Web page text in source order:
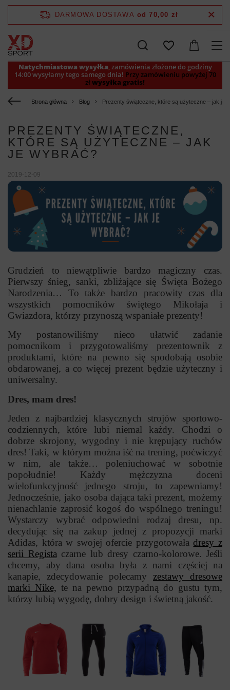
Natychmiastowa wysyłka, zamówienia złożone do godziny
14:00 wysyłamy tego samego dnia! Przy zamówieniu powyżej 70
złwysyłka gratis!
DARMOWA DOSTAWA od 70,00 zł
Strona główna Blog Prezenty świąteczne, które są użyteczne – jak je
PREZENTY ŚWIĄTECZNE,
KTÓRE SĄ UŻYTECZNE – JAK
JE WYBRAĆ?
2019-12-09
Grudzień to niewątpliwie bardzo magiczny czas.
Pierwszy śnieg, sanki, zbliżające się Święta Bożego
Narodzenia… To także bardzo pracowity czas dla
wszystkich pomocników świętego Mikołaja i
Gwiazdora, którzy przynoszą wspaniałe prezenty!
My postanowiliśmy nieco ułatwić zadanie
pomocnikom i przygotowaliśmy prezentownik z
produktami, które na pewno się spodobają osobie
obdarowanej, a co więcej prezent będzie użyteczny i
uniwersalny.
Dres, mam dres!
Jeden z najbardziej klasycznych strojów sportowo-
codziennych, które lubi niemal każdy. Chodzi o
dobrze skrojony, wygodny i nie krępujący ruchów
dres! Taki, w którym można iść na trening, poćwiczyć
w nim, ale także… poleniuchować w sobotnie
popołudnie! Każdy mężczyzna doceni
wielofunkcyjność jednego stroju, to zapewniamy!
Jednocześnie, jako osoba dająca taki prezent, możemy
nienachlanie zaprosić kogoś do wspólnego treningu!
Wystarczy wybrać odpowiedni rodzaj dresu, np.
decydując się na zakup jednej z propozycji marki
Adidas, która w swojej ofercie przygotowała dresy z
serii Regista czarne lub dresy czarno-kolorowe. Jeśli
chcemy, aby dana osoba była z nami częściej na
kanapie, zdecydowanie polecamy zestawy dresowe
marki Nike, te na pewno przypadną do gustu tym,
którzy lubią wygodę, dobry design i świetną jakość.